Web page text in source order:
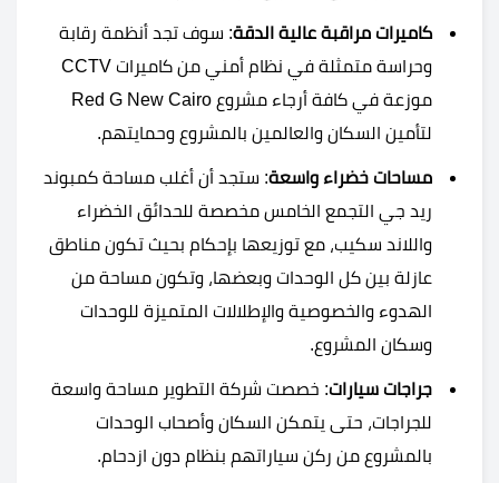
كاميرات مراقبة عالية الدقة: سوف تجد أنظمة رقابة
وحراسة متمثلة في نظام أمني من كاميرات CCTV
موزعة في كافة أرجاء مشروع Red G New Cairo
لتأمين السكان والعالمين بالمشروع وحمايتهم.
مساحات خضراء واسعة: ستجد أن أغلب مساحة كمبوند
ريد جي التجمع الخامس مخصصة للحدائق الخضراء
واللاند سكيب، مع توزيعها بإحكام بحيث تكون مناطق
عازلة بين كل الوحدات وبعضها، وتكون مساحة من
الهدوء والخصوصية والإطلالات المتميزة للوحدات
وسكان المشروع.
جراجات سيارات: خصصت شركة التطوير مساحة واسعة
للجراجات، حتى يتمكن السكان وأصحاب الوحدات
بالمشروع من ركن سياراتهم بنظام دون ازدحام.